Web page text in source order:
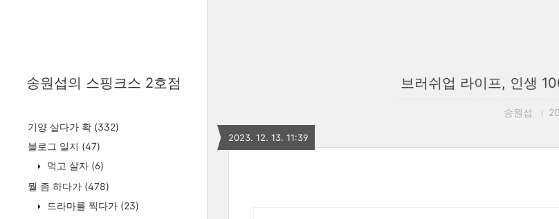
송원섭의 스핑크스 2호점
기양 살다가 확 (332)
블로그 일지 (47)
먹고 살자 (6)
뭘 좀 하다가 (478)
드라마를 찍다가 (23)
브러쉬업 라이프, 인생
송원섭
2023. 12. 13. 11:39